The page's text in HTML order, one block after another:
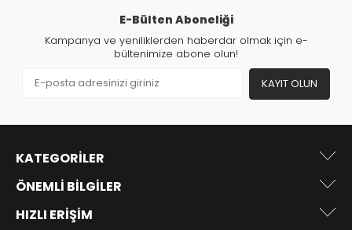
E-Bülten Aboneliği
Kampanya ve yeniliklerden haberdar olmak için e-
bültenimize abone olun!
KAYIT OLUN
KATEGORILER
ÖNEMLI BILGILER
HIZLI ERIŞIM